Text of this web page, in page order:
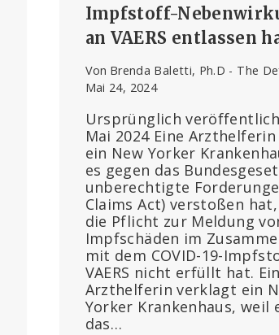
Impfstoff-
an VAERS entlassen
Von Brenda Baletti, Ph.D - The
Mai 24, 2024
Ursprünglich
Mai 2024 Eine
ein New Yorker
es gegen das
unberechtigte
Claims Act) verstoßen
die Pflicht zur Meldung
Impfschäden im
mit dem COVID-19-
VAERS nicht erfüllt hat.
Arzthelferin verklagt ein
Yorker Krankenhaus, weil
das…